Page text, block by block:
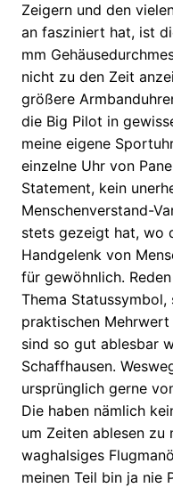
Zeigern und den
an fasziniert hat, ist
mm
nicht zu den Zeit
größere
die Big Pilot in
meine eigene
einzelne Uhr von
Statement, kein
Menschenverstand-
stets gezeigt hat, wo
Handgelenk von
für gewöhnlich.
Thema
praktischen
sind so gut ablesbar
Schaffhausen.
ursprünglich gerne
Die haben nämlich
um Zeiten ablesen zu
waghalsiges
meinen Teil bin ja nie